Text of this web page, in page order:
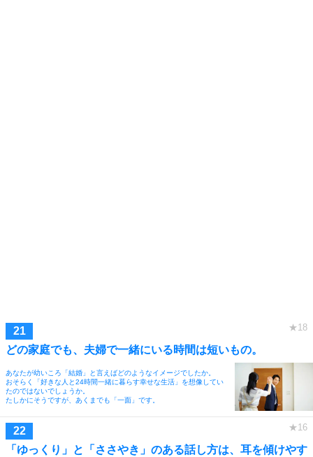
どの家庭でも、夫婦で一緒にいる時間は短いもの。
あなたが幼いころ「結婚」と言えばどのようなイメージでしたか。
おそらく「好きな人と24時間一緒に暮らす幸せな生活」を想像してい
たのではないでしょうか。
たしかにそうですが、あくまでも「一面」です。
「ゆっくり」と「ささやき」のある話し方は、耳を傾けやす